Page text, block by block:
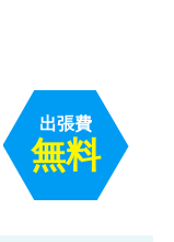
出張費
無料